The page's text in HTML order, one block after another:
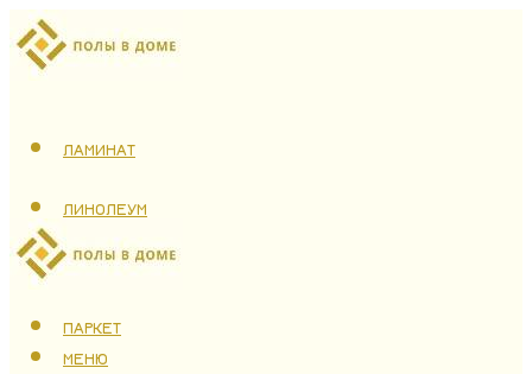
ЛАМИНАТ
ЛИНОЛЕУМ
ТЕПЛЫЙ ПОЛ
ПАРКЕТ
МЕНЮ